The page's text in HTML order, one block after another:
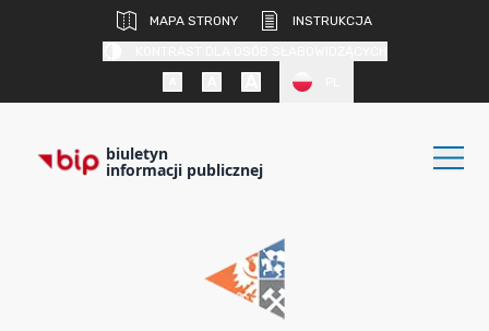
MAPA STRONY
INSTRUKCJA
biuletyn
informacji publicznej